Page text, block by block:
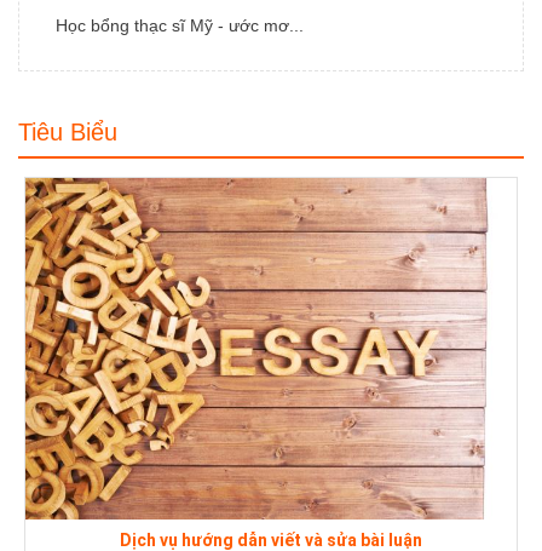
Học bổng thạc sĩ Mỹ - ước mơ...
Tiêu Biểu
Dịch vụ hướng dẫn viết và sửa bài luận
Quận/Huyện: